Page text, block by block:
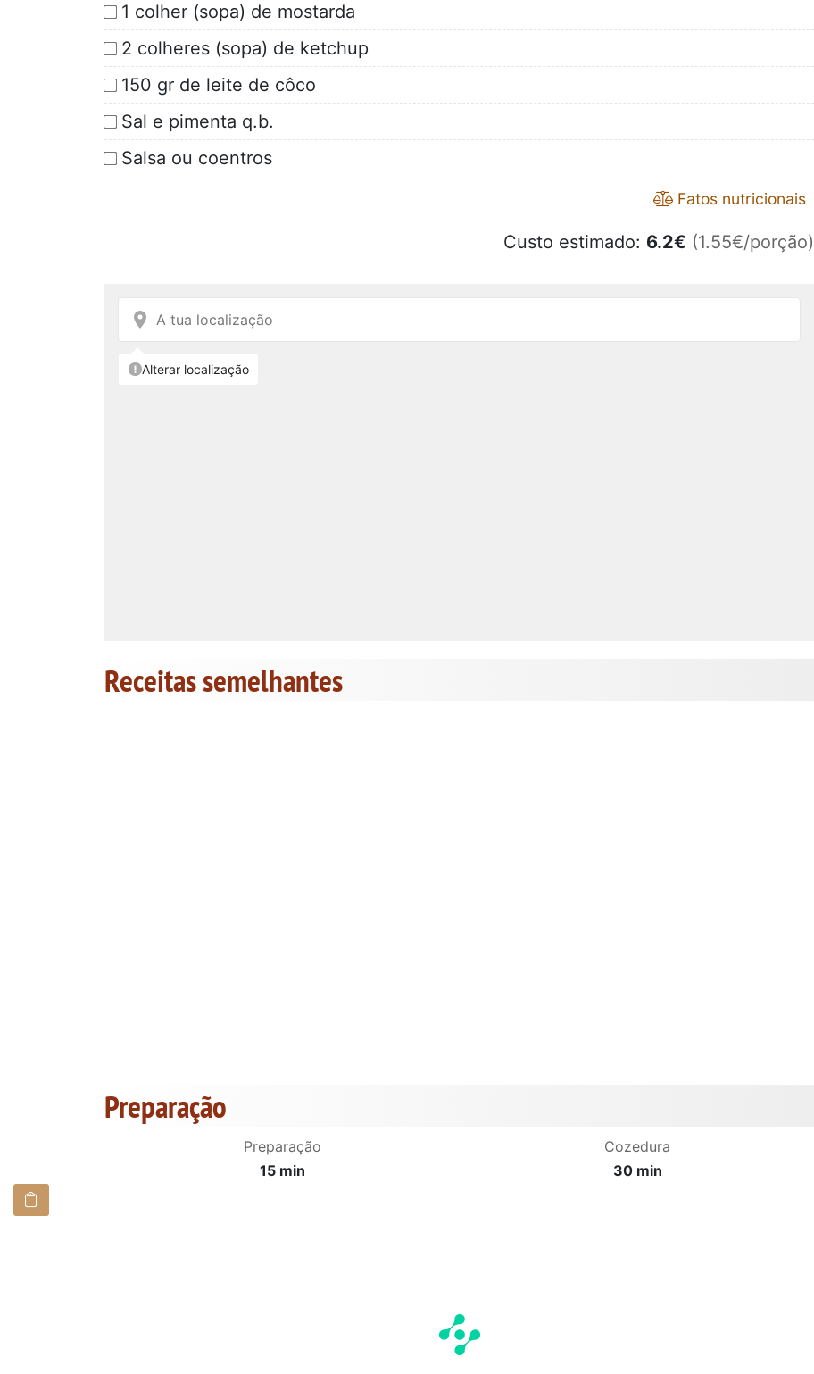
1 colher (sopa) de mostarda
2 colheres (sopa) de ketchup
150 gr de leite de côco
Sal e pimenta q.b.
Salsa ou coentros
Fatos nutricionais
Custo estimado: 6.2€ (1.55€/porção)
Receitas semelhantes
Preparação
Preparação
15 min
Cozedura
30 min